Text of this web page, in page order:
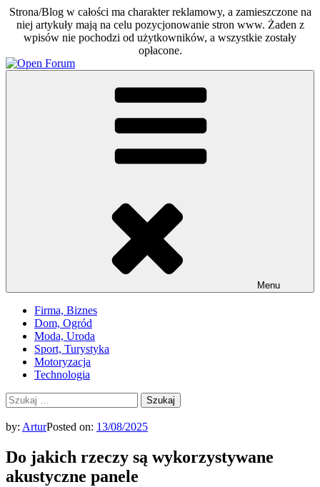
Strona/Blog w całości ma charakter reklamowy, a zamieszczone na
niej artykuły mają na celu pozycjonowanie stron www. Żaden z
wpisów nie pochodzi od użytkowników, a wszystkie zostały
opłacone.
Skip
to
Otwarte forum dla każdego
Menu
Firma, Biznes
Dom, Ogród
Moda, Uroda
Sport, Turystyka
Motoryzacja
Technologia
Szukaj:
by: ArturPosted on: 13/08/2025
Do jakich rzeczy są wykorzystywane
akustyczne panele